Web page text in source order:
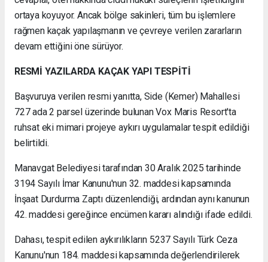
ortaya koyuyor. Ancak bölge sakinleri, tüm bu işlemlere
rağmen kaçak yapılaşmanın ve çevreye verilen zararların
devam ettiğini öne sürüyor.
RESMİ YAZILARDA KAÇAK YAPI TESPİTİ
Başvuruya verilen resmi yanıtta, Side (Kemer) Mahallesi
727 ada 2 parsel üzerinde bulunan Vox Maris Resort'ta
ruhsat eki mimari projeye aykırı uygulamalar tespit edildiği
belirtildi.
Manavgat Belediyesi tarafından 30 Aralık 2025 tarihinde
3194 Sayılı İmar Kanunu'nun 32. maddesi kapsamında
İnşaat Durdurma Zaptı düzenlendiği, ardından aynı kanunun
42. maddesi gereğince encümen kararı alındığı ifade edildi.
Dahası, tespit edilen aykırılıkların 5237 Sayılı Türk Ceza
Kanunu'nun 184. maddesi kapsamında değerlendirilerek